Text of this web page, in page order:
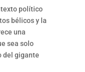
político
bélicos y la
una
sea solo
del gigante